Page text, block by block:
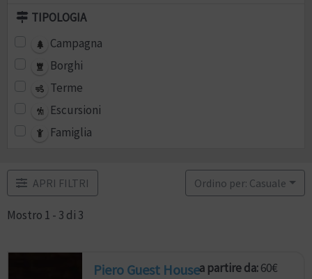
TIPOLOGIA
Campagna
Borghi
Terme
Escursioni
Famiglia
APRI FILTRI
Mostro 1 - 3 di 3
Ordino per: Casuale
Piero Guest Housea partire da:60€